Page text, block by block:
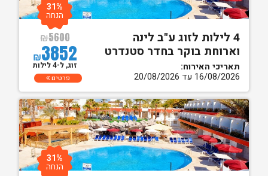
4 לילות לזוג ע"ב לינה
וארוחת בוקר בחדר סטנדרט
תאריכי האירוח:
16/08/2026 עד 20/08/2026
₪5600
₪3852
31%
הנחה
זוג, ל-4 לילות
פרטים
31%
הנחה